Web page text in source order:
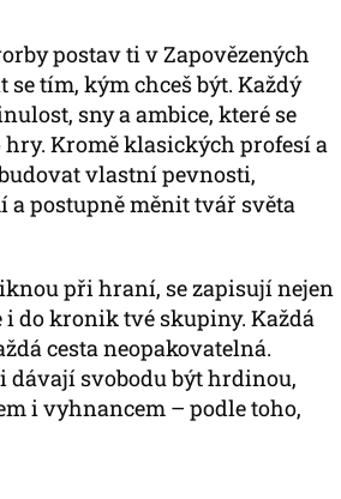
postav ti v Zapovězených
tím, kým chceš být. Každý
sny a ambice, které se
Kromě klasických profesí a
vlastní pevnosti,
a postupně měnit tvář světa
při hraní, se zapisují nejen
i do kronik tvé skupiny. Každá
cesta neopakovatelná.
dávají svobodu být hrdinou,
i vyhnancem – podle toho,